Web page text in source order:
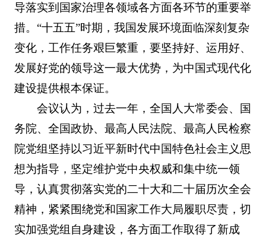
导落实到国家治理各领域各方面各环节的重要举
措。“十五五”时期，我国发展环境面临深刻复杂
变化，工作任务艰巨繁重，要坚持好、运用好、
发展好党的领导这一最大优势，为中国式现代化
建设提供根本保证。
会议认为，过去一年，全国人大常委会、国
务院、全国政协、最高人民法院、最高人民检察
院党组坚持以习近平新时代中国特色社会主义思
想为指导，坚定维护党中央权威和集中统一领
导，认真贯彻落实党的二十大和二十届历次全会
精神，紧紧围绕党和国家工作大局履职尽责，切
实加强党组自身建设，各方面工作取得了新成